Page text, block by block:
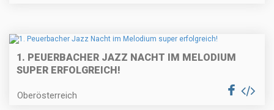
1. PEUERBACHER JAZZ NACHT IM MELODIUM
SUPER ERFOLGREICH!
Oberösterreich